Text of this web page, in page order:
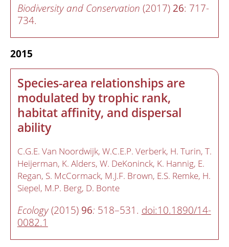
Biodiversity and Conservation (2017) 26: 717-
734.
2015
Species-area relationships are
modulated by trophic rank,
habitat affinity, and dispersal
ability
C.G.E. Van Noordwijk W.C.E.P. Verberk H. Turin T.
Heijerman K. Alders W. DeKoninck K. Hannig E.
Regan S. McCormack M.J.F. Brown E.S. Remke H.
Siepel M.P. Berg D. Bonte
Ecology(2015) 96: 518–531. doi:10.1890/14-
0082.1